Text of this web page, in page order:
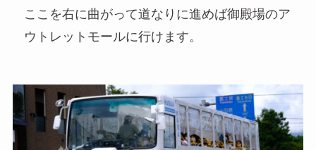
ここを右に曲がって道なりに進めば御殿場のア
ウトレットモールに行けます。